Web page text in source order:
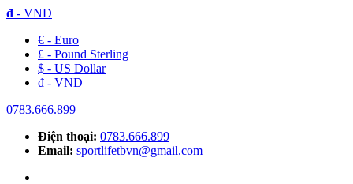
đ - VND
€ - Euro
£ - Pound Sterling
$ - US Dollar
đ - VND
0783.666.899
Điện thoại: 0783.666.899
Email: sportlifetbvn@gmail.com